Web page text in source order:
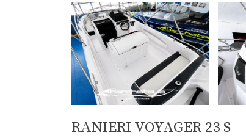
RANIERI VOYAGER 23 S